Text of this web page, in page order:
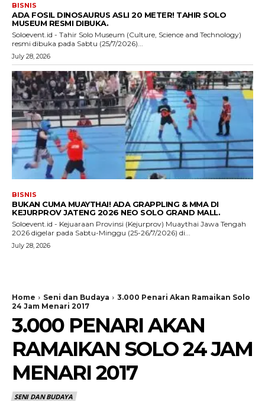
BISNIS
ADA FOSIL DINOSAURUS ASLI 20 METER! TAHIR SOLO
MUSEUM RESMI DIBUKA.
Soloevent.id - Tahir Solo Museum (Culture, Science and Technology)
resmi dibuka pada Sabtu (25/7/2026)...
July 28, 2026
BISNIS
BUKAN CUMA MUAYTHAI! ADA GRAPPLING & MMA DI
KEJURPROV JATENG 2026 NEO SOLO GRAND MALL.
Soloevent.id - Kejuaraan Provinsi (Kejurprov) Muaythai Jawa Tengah
2026 digelar pada Sabtu-Minggu (25-26/7/2026) di...
July 28, 2026